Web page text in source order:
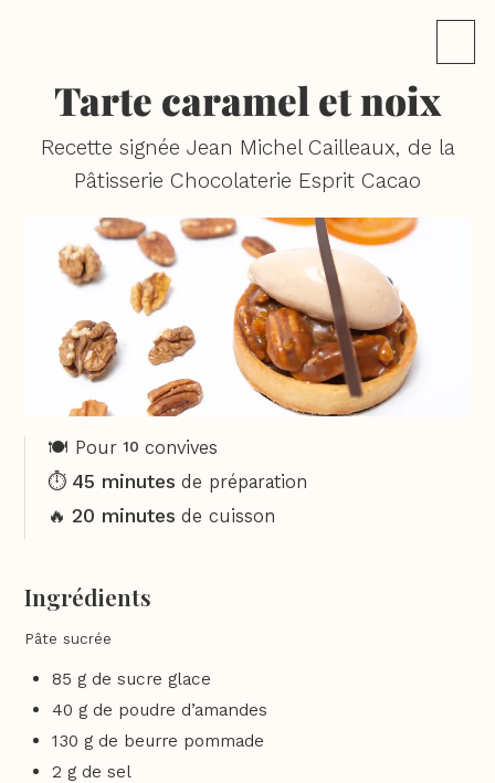
Tarte caramel et noix
Recette signée Jean Michel Cailleaux, de la
Pâtisserie Chocolaterie Esprit Cacao
🍽️ Pour 10 convives
⏱️ 45 minutes de préparation
🔥 20 minutes de cuisson
Ingrédients
Pâte sucrée
85 g de sucre glace
40 g de poudre d’amandes
130 g de beurre pommade
2 g de sel